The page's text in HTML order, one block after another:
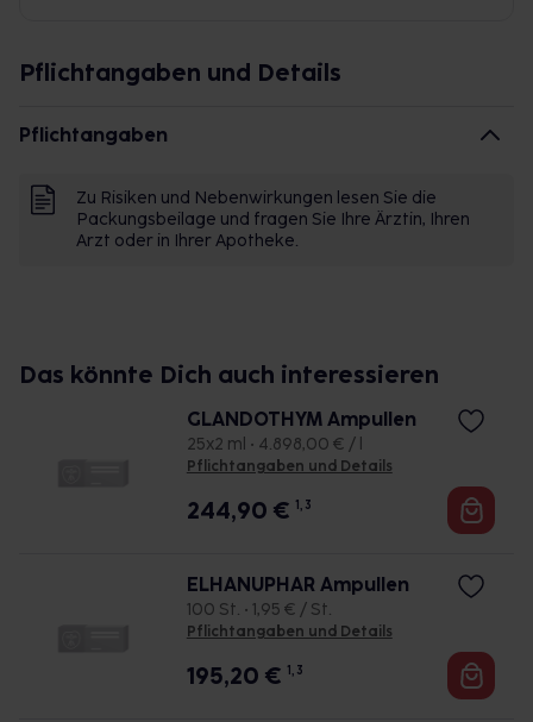
Pflichtangaben und Details
Pflichtangaben
Zu Risiken und Nebenwirkungen lesen Sie die
Packungsbeilage und fragen Sie Ihre Ärztin, Ihren
Arzt oder in Ihrer Apotheke.
Das könnte Dich auch interessieren
GLANDOTHYM Ampullen
25x2 ml • 4.898,00 € / l
Pflichtangaben und Details
244,90 € 1, 3
ELHANUPHAR Ampullen
100 St. • 1,95 € / St.
Pflichtangaben und Details
195,20 € 1, 3